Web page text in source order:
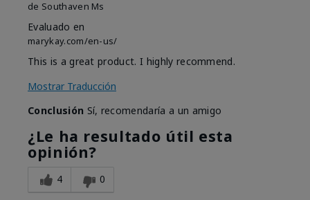
de Southaven Ms
Evaluado en
marykay.com/en-us/
This is a great product. I highly recommend.
Mostrar Traducción
Conclusión Sí, recomendaría a un amigo
¿Le ha resultado útil esta
opinión?
4 0